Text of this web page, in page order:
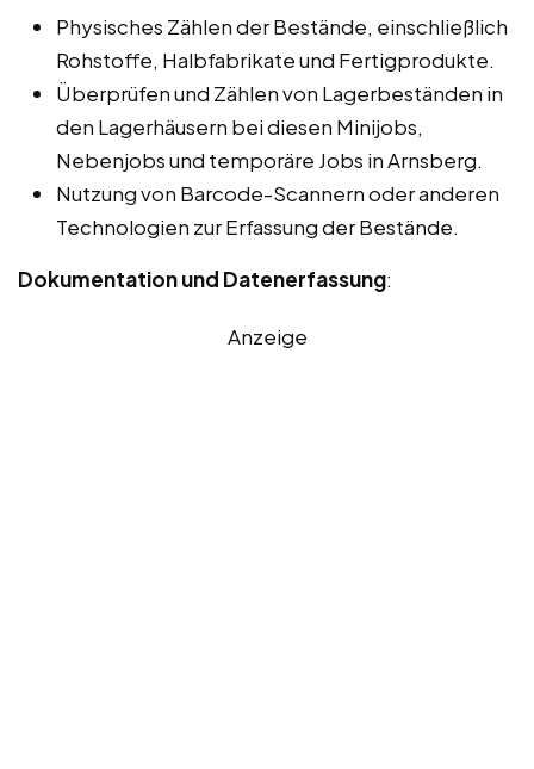
Physisches Zählen der Bestände, einschließlich
Rohstoffe, Halbfabrikate und Fertigprodukte.
Überprüfen und Zählen von Lagerbeständen in
den Lagerhäusern bei diesen Minijobs,
Nebenjobs und temporäre Jobs in Arnsberg.
Nutzung von Barcode-Scannern oder anderen
Technologien zur Erfassung der Bestände.
Dokumentation und Datenerfassung:
Anzeige